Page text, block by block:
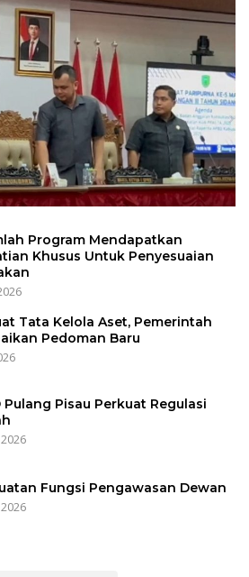
Program Mendapatkan
Khusus Untuk Penyesuaian
Tata Kelola Aset, Pemerintah
Pedoman Baru
Pulang Pisau Perkuat Regulasi
Fungsi Pengawasan Dewan